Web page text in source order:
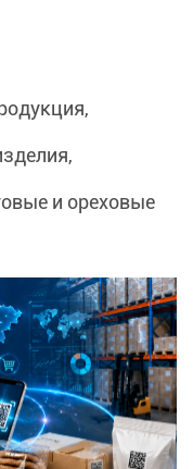
и ореховые